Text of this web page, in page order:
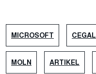
MICROSOFT CEGAL
MOLN ARTIKEL